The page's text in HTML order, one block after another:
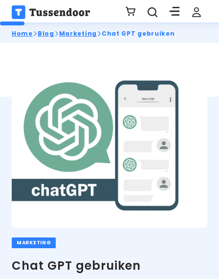
Home Blog Marketing Chat GPT gebruiken
MARKETING
Chat GPT gebruiken